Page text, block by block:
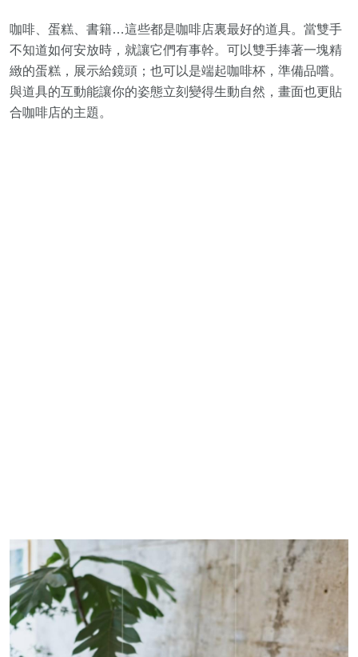
咖啡、蛋糕、書籍…這些都是咖啡店裏最好的道具。當雙手
不知道如何安放時，就讓它們有事幹。可以雙手捧著一塊精
緻的蛋糕，展示給鏡頭；也可以是端起咖啡杯，準備品嚐。
與道具的互動能讓你的姿態立刻變得生動自然，畫面也更貼
合咖啡店的主題。